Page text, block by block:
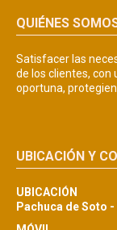
QUIÉNES
Satisfacer las
de los clientes, con
oportuna,
UBICACIÓN Y
UBICACIÓN
Pachuca de Soto